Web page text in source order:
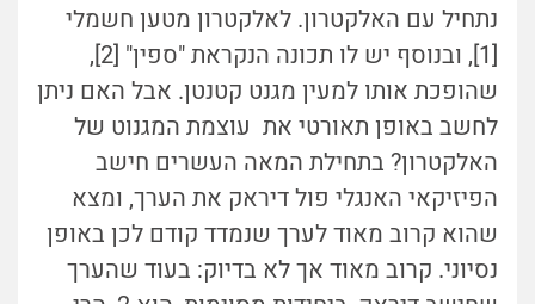
נתחיל עם האלקטרון. לאלקטרון מטען חשמלי
[1], ובנוסף יש לו תכונה הנקראת "ספין" [2],
שהופכת אותו למעין מגנט קטנטן. אבל האם ניתן
לחשב באופן תאורטי את עוצמת המגנוט של
האלקטרון? בתחילת המאה העשרים חישב
הפיזיקאי האנגלי פול דיראק את הערך, ומצא
שהוא קרוב מאוד לערך שנמדד קודם לכן באופן
נסיוני. קרוב מאוד אך לא בדיוק: בעוד שהערך